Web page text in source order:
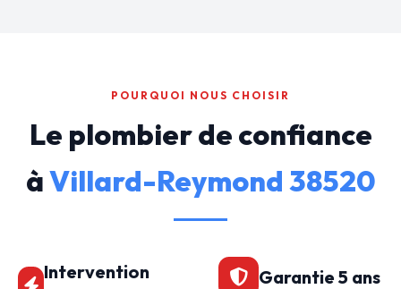
POURQUOI NOUS CHOISIR
Le plombier de confiance
àVillard-Reymond 38520
Intervention
Garantie 5 ans